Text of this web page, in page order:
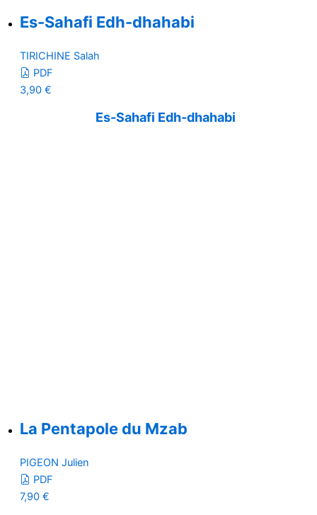
Es-Sahafi Edh-dhahabi
TIRICHINE Salah
PDF
3,90 €
Es-Sahafi Edh-dhahabi
La Pentapole du Mzab
PIGEON Julien
PDF
7,90 €